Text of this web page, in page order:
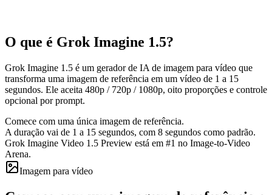
O que é Grok Imagine 1.5?
Grok Imagine 1.5 é um gerador de IA de imagem para vídeo que
transforma uma imagem de referência em um vídeo de 1 a 15
segundos. Ele aceita 480p / 720p / 1080p, oito proporções e controle
opcional por prompt.
Comece com uma única imagem de referência.
A duração vai de 1 a 15 segundos, com 8 segundos como padrão.
Grok Imagine Video 1.5 Preview está em #1 no Image-to-Video
Arena.
Imagem para vídeo